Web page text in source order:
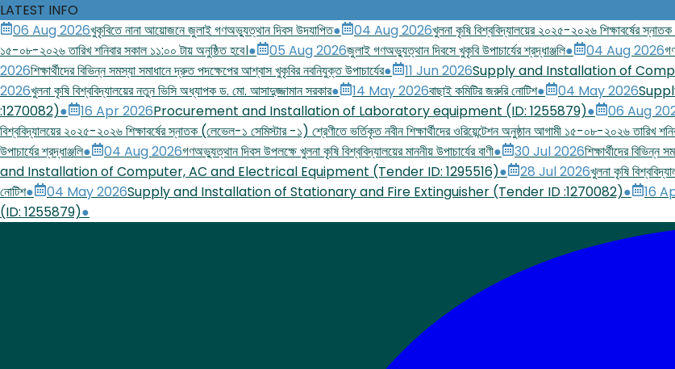
LATEST INFO
06 Aug 2026খুকৃবিতে নানা আয়োজনে জুলাই গণঅভ্যুত্থান দিবস উদযাপিত● 04 Aug 2026খুলনা কৃষি বিশ্ববিদ্যালয়ের ২০২৫-২০২৬ শিক্ষাবর্ষের
১৫-০৮-২০২৬ তারিখ শনিবার সকাল ১১:০০ টায় অনুষ্ঠিত হবে।● 05 Aug 2026জুলাই গণঅভ্যুত্থান দিবসে খুকৃবি উপাচার্যের শ্রদ্ধাঞ্জলি● 04 Aug 2026
2026শিক্ষার্থীদের বিভিন্ন সমস্যা সমাধানে দ্রুত পদক্ষেপের আশ্বাস খুকৃবির নবনিযুক্ত উপাচার্যের● 11 Jun 2026Supply and Installation of
2026খুলনা কৃষি বিশ্ববিদ্যালয়ের নতুন ভিসি অধ্যাপক ড. মো. আসাদুজ্জামান সরকার● 14 May 2026বাছাই কমিটির জরুরি নোটিশ● 04 May 2026
:1270082)● 16 Apr 2026Procurement and Installation of Laboratory equipment (ID: 1255879)● 06 Aug
বিশ্ববিদ্যালয়ের ২০২৫-২০২৬ শিক্ষাবর্ষের স্নাতক (লেভেল-১ সেমিস্টার -১) শ্রেণীতে ভর্তিকৃত নবীন শিক্ষার্থীদের ওরিয়েন্টেশন অনুষ্ঠান আগামী ১৫-০৮-২০২৬ তারিখ
উপাচার্যের শ্রদ্ধাঞ্জলি● 04 Aug 2026গণঅভ্যুত্থান দিবস উপলক্ষে খুলনা কৃষি বিশ্ববিদ্যালয়ের মাননীয় উপাচার্যের বাণী● 30 Jul 2026শিক্ষার্থীদের
and Installation of Computer, AC and Electrical Equipment (Tender ID: 1295516)● 28 Jul 2026খুলনা কৃষি
নোটিশ● 04 May 2026Supply and Installation of Stationary and Fire Extinguisher (Tender ID :1270082)● 16
(ID: 1255879)●